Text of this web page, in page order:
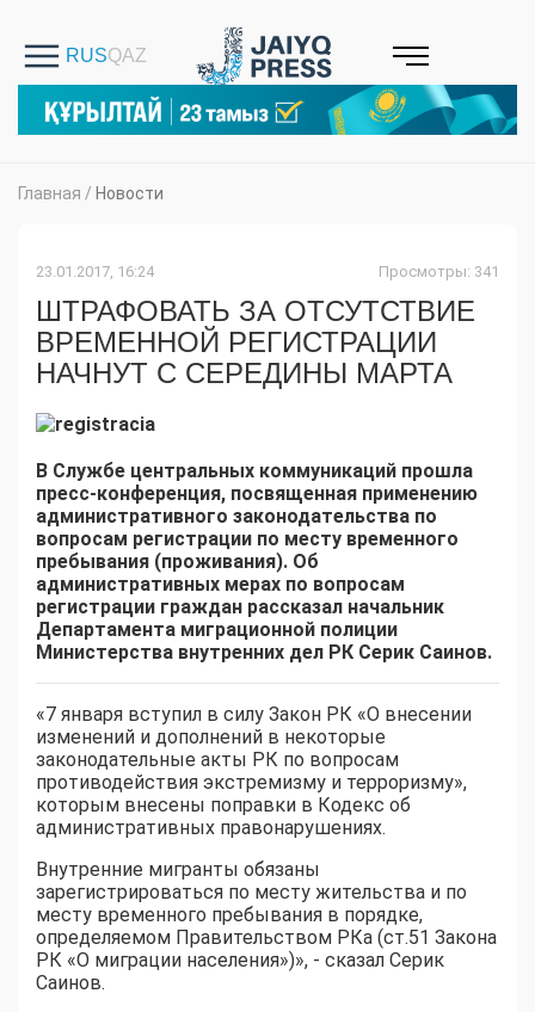
Главная / Новости
23.01.2017, 16:24 Просмотры: 341
ШТРАФОВАТЬ ЗА ОТСУТСТВИЕ
ВРЕМЕННОЙ РЕГИСТРАЦИИ
НАЧНУТ С СЕРЕДИНЫ МАРТА
В Службе центральных коммуникаций прошла
пресс-конференция, посвященная применению
административного законодательства по
вопросам регистрации по месту временного
пребывания (проживания). Об
административных мерах по вопросам
регистрации граждан рассказал начальник
Департамента миграционной полиции
Министерства внутренних дел РК Серик Саинов.
«7 января вступил в силу Закон РК «О внесении
изменений и дополнений в некоторые
законодательные акты РК по вопросам
противодействия экстремизму и терроризму»,
которым внесены поправки в Кодекс об
административных правонарушениях.
Внутренние мигранты обязаны
зарегистрироваться по месту жительства и по
месту временного пребывания в порядке,
определяемом Правительством РКа (ст.51 Закона
РК «О миграции населения»)», - сказал Серик
Саинов.